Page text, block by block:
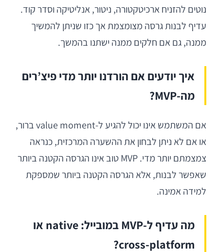
נוטים להזניח ארכיטקטורה, ניטור, אנליטיקה וסדר קוד.
עדיף לבנות גרסה מצומצמת אך כזו שניתן להמשיך
ממנה, גם אם חלקים ממנה ישתנו בהמשך.
איך יודעים אם הורדנו יותר מדי פיצ’רים
מה-MVP?
אם המשתמש אינו יכול להגיע ל-value moment ברור,
או אם לא ניתן לבחון את ההשערה המרכזית, כנראה
צמצמתם יותר מדי. MVP טוב אינו הגרסה הקטנה ביותר
שאפשר לבנות, אלא הגרסה הקטנה ביותר שמספקת
למידה אמינה.
מה עדיף ל-MVP במובייל: native או
cross-platform?